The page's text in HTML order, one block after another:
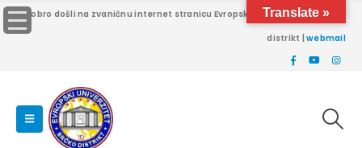
Dobro došli na zvaničnu internet stranicu Evropskog univerziteta Brčko
distrikt |webmail
Translate »